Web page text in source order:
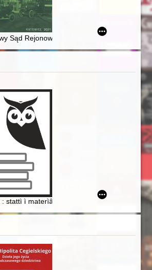
of 1939 as an element of the
Sąd Rejonowy w Katowicach/
1976 matki Katarzyny z Kłobucka
: stattì ì materìâli do ìstorìï ukraïns'koï kul'turi